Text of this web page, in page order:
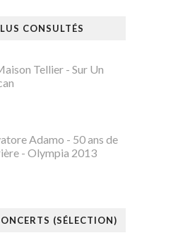
CONSULTÉS
Tellier - Sur Un
Adamo - 50 ans de
- Olympia 2013
(SÉLECTION)